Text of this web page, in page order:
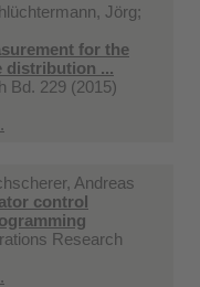
Jörg;
for the
distribution ...
Bd. 229 (2015)
Andreas
control
Research